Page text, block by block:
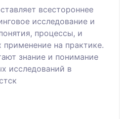
всестороннее
исследование и
процессы, и
на практике.
знание и понимание
исследований в